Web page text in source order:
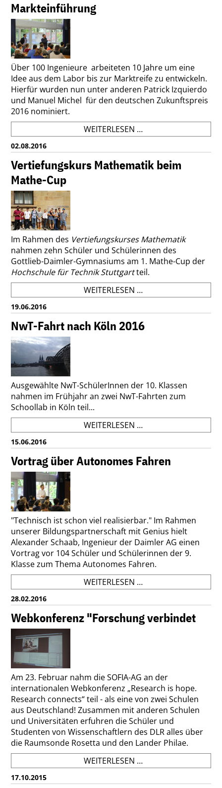
Markteinführung
Über 100 Ingenieure arbeiteten 10 Jahre um eine
Idee aus dem Labor bis zur Marktreife zu entwickeln.
Hierfür wurden nun unter anderen Patrick Izquierdo
und Manuel Michel für den deutschen Zukunftspreis
2016 nominiert.
WEITERLESEN …EIN
LANGER
WEG
VON
DER
02.08.2016
Vertiefungskurs Mathematik beim
Mathe-Cup
Im Rahmen des Vertiefungskurses Mathematik
nahmen zehn Schüler und Schülerinnen des
Gottlieb-Daimler-Gymnasiums am 1. Mathe-Cup der
Hochschule für Technik Stuttgartteil.
WEITERLESEN …VERTIEFUNGSKURS
MATHEMATIK
BEIM
MATHE-
CUP
19.06.2016
NwT-Fahrt nach Köln 2016
Ausgewählte NwT-SchülerInnen der 10. Klassen
nahmen im Frühjahr an zwei NwT-Fahrten zum
Schoollab in Köln teil...
WEITERLESEN …NWT-
FAHRT
NACH
KÖLN
2016
15.06.2016
Vortrag über Autonomes Fahren
"Technisch ist schon viel realisierbar." Im Rahmen
unserer Bildungspartnerschaft mit Genius hielt
Alexander Schaab, Ingenieur der Daimler AG einen
Vortrag vor 104 Schüler und Schülerinnen der 9.
Klasse zum Thema Autonomes Fahren.
WEITERLESEN …VORTRAG
ÜBER
AUTONOMES
FAHREN
28.02.2016
Webkonferenz "Forschung verbindet
Am 23. Februar nahm die SOFIA-AG an der
internationalen Webkonferenz „Research is hope.
Research connects“ teil - als eine von zwei Schulen
aus Deutschland! Zusammen mit anderen Schulen
und Universitäten erfuhren die Schüler und
Studenten von Wissenschaftlern des DLR alles über
die Raumsonde Rosetta und den Lander Philae.
WEITERLESEN …WEBKONFERENZ
"FORSCHUNG
VERBINDET
17.10.2015